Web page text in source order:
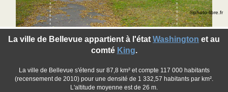
La ville de Bellevue appartient à l'état Washington et au
comté King.
La ville de Bellevue s'étend sur 87,8 km² et compte 117 000 habitants
(recensement de 2010) pour une densité de 1 332,57 habitants par km².
L'altitude moyenne est de 26 m.
©photo-libre.fr